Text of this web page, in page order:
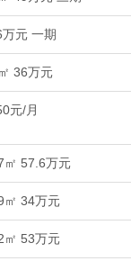
元 一期
36万元
元/月
㎡ 57.6万元
㎡ 34万元
㎡ 53万元